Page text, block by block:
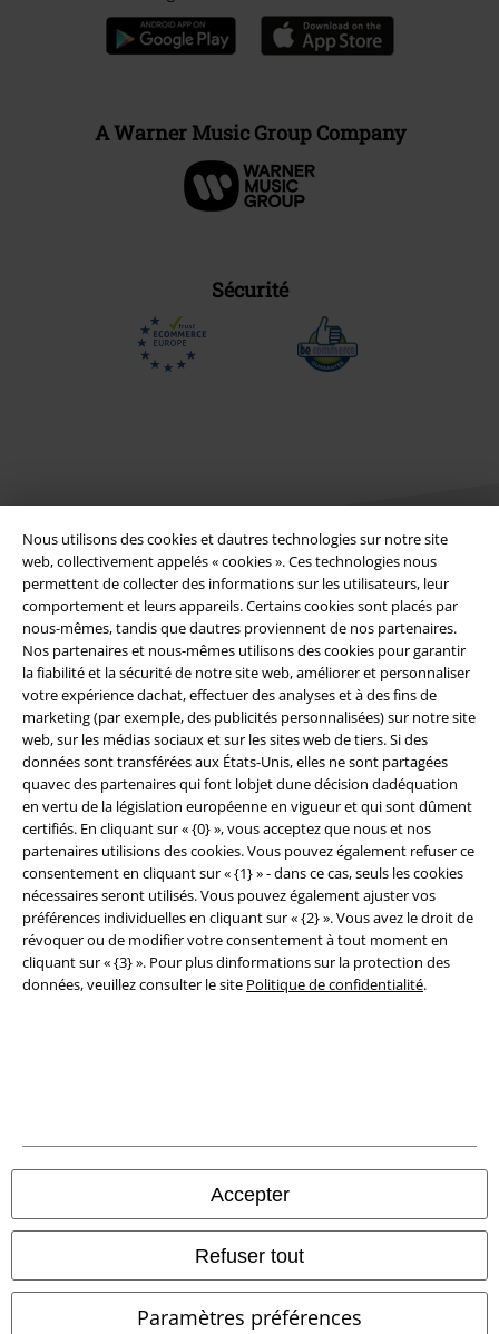
Nous utilisons des cookies et dautres technologies sur notre site
web, collectivement appelés « cookies ». Ces technologies nous
permettent de collecter des informations sur les utilisateurs, leur
comportement et leurs appareils. Certains cookies sont placés par
nous-mêmes, tandis que dautres proviennent de nos partenaires.
Nos partenaires et nous-mêmes utilisons des cookies pour garantir
la fiabilité et la sécurité de notre site web, améliorer et personnaliser
votre expérience dachat, effectuer des analyses et à des fins de
marketing (par exemple, des publicités personnalisées) sur notre site
web, sur les médias sociaux et sur les sites web de tiers. Si des
données sont transférées aux États-Unis, elles ne sont partagées
quavec des partenaires qui font lobjet dune décision dadéquation
en vertu de la législation européenne en vigueur et qui sont dûment
certifiés. En cliquant sur « {0} », vous acceptez que nous et nos
partenaires utilisions des cookies. Vous pouvez également refuser ce
consentement en cliquant sur « {1} » - dans ce cas, seuls les cookies
nécessaires seront utilisés. Vous pouvez également ajuster vos
préférences individuelles en cliquant sur « {2} ». Vous avez le droit de
révoquer ou de modifier votre consentement à tout moment en
cliquant sur « {3} ». Pour plus dinformations sur la protection des
données, veuillez consulter le site Politique de confidentialité.
Accepter
Refuser tout
Paramètres préférences
A Warner Music Group Company
Sécurité
Légal
Conditions générales
Éditeur
Clauses de confidentialité
Élimination des déchets et protection de l'environnement
Déclaration de Conformité
Informations sur l'accessibilité
Paramètres des Cookies
Boutiques en ligne EMP
EMP International